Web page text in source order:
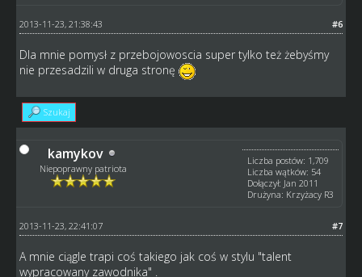
#6
2013-11-23, 21:38:43
Dla mnie pomysł z przebojowoscia super tylko też żebyśmy
nie przesadzili w druga stronę
Szukaj
kamykov
Niepoprawny patriota
Liczba postów: 1,709
Liczba wątków: 54
Dołączył: Jan 2011
Drużyna: Krzyżacy R3
#7
2013-11-23, 22:41:07
A mnie ciągle trapi coś takiego jak coś w stylu "talent
wypracowany zawodnika" .